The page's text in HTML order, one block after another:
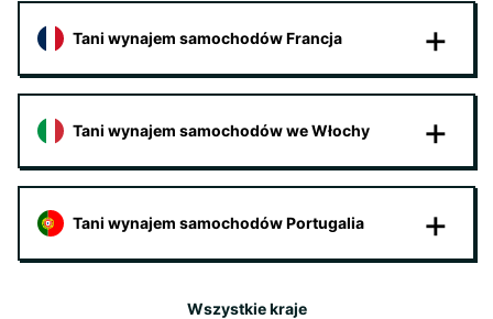
Tani wynajem samochodów Francja
Tani wynajem samochodów we Włochy
Tani wynajem samochodów Portugalia
Wszystkie kraje